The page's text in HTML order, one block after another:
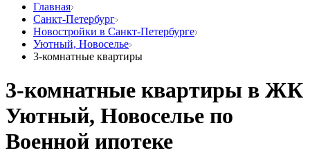
Главная
Санкт-Петербург
Новостройки в Санкт-Петербурге
Уютный, Новоселье
3-комнатные квартиры
3-комнатные квартиры в ЖК
Уютный, Новоселье по
Военной ипотеке